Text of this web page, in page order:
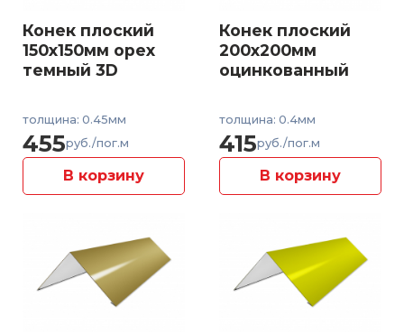
Конек плоский
150x150мм орех
темный 3D
толщина: 0.45мм
455руб./пог.м
В корзину
Конек плоский
200x200мм
оцинкованный
толщина: 0.4мм
415руб./пог.м
В корзину